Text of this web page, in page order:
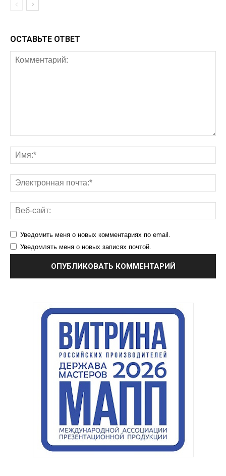
ОСТАВЬТЕ ОТВЕТ
Уведомить меня о новых комментариях по email.
Уведомлять меня о новых записях почтой.